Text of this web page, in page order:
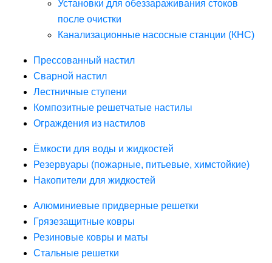
Установки для обеззараживания стоков
после очистки
Канализационные насосные станции (КНС)
Прессованный настил
Сварной настил
Лестничные ступени
Композитные решетчатые настилы
Ограждения из настилов
Ёмкости для воды и жидкостей
Резервуары (пожарные, питьевые, химстойкие)
Накопители для жидкостей
Алюминиевые придверные решетки
Грязезащитные ковры
Резиновые ковры и маты
Стальные решетки